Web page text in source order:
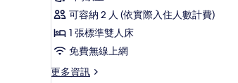
情
to
Ushuaia
Club
Included
的
可容納 2 人 (依實際入住人數計費)
1 張標準雙人床
免費無線上網
更多資訊
更